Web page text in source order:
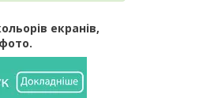
екранів,